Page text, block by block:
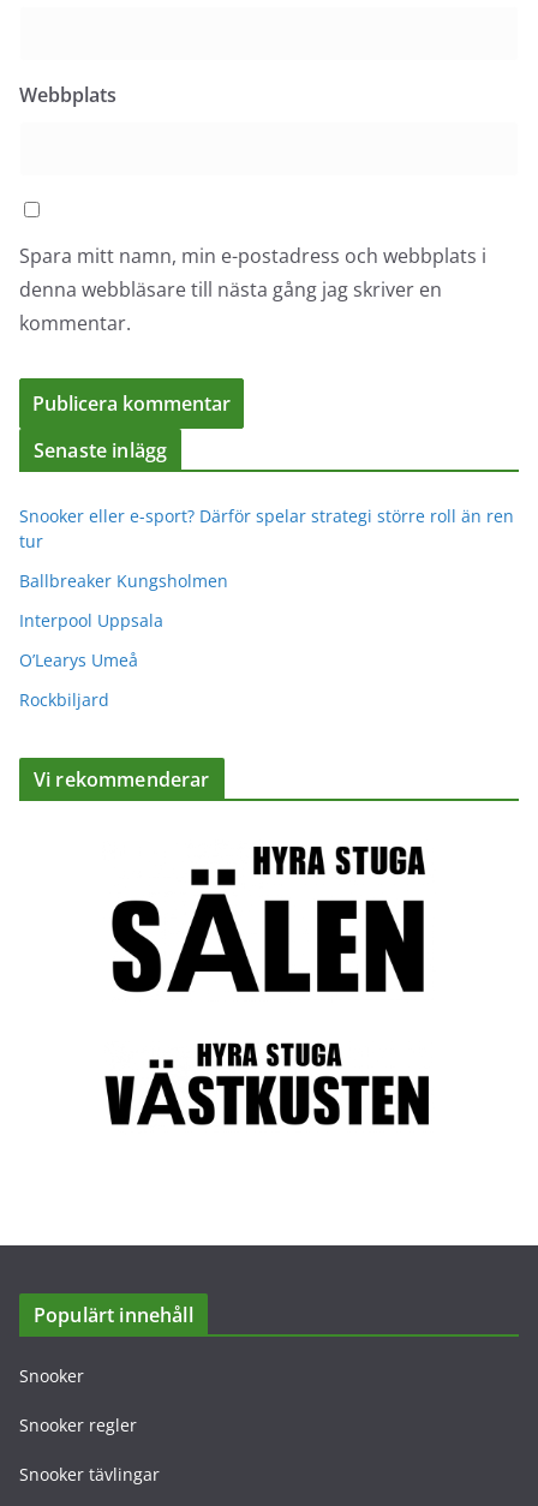
Webbplats
Spara mitt namn, min e-postadress och webbplats i
denna webbläsare till nästa gång jag skriver en
kommentar.
Senaste inlägg
Snooker eller e-sport? Därför spelar strategi större roll än ren
tur
Ballbreaker Kungsholmen
Interpool Uppsala
O’Learys Umeå
Rockbiljard
Vi rekommenderar
Populärt innehåll
Snooker
Snooker regler
Snooker tävlingar